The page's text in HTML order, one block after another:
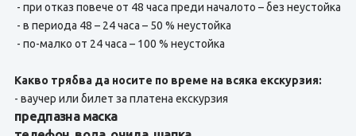
- при отказ повече от 48 часа преди началото – без неустойка
- в периода 48 – 24 часа – 50 % неустойка
- по-малко от 24 часа – 100 % неустойка
Какво трябва да носите по време на всяка екскурзия:
- ваучер или билет за платена екскурзия
предпазна маска